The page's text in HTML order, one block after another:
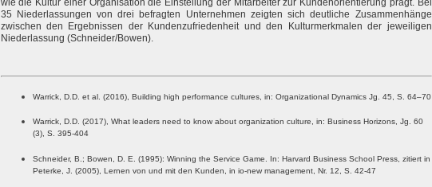
wie die Kultur einer Organisation die Einstellung der Mitarbeiter zur Kundenorientierung prägt. Bei
35 Niederlassungen von drei befragten Unternehmen zeigten sich deutliche Zusammenhänge
zwischen den Ergebnissen der Kundenzufriedenheit und den Kulturmerkmalen der jeweiligen
Niederlassung (Schneider/Bowen).
Warrick, D.D. et al. (2016), Building high performance cultures, in: Organizational Dynamics Jg. 45, S. 64–70
Warrick, D.D. (2017), What leaders need to know about organization culture, in: Business Horizons, Jg. 60
(3), S. 395-404
Schneider, B.; Bowen, D. E. (1995): Winning the Service Game. In: Harvard Business School Press, zitiert in
Peterke, J. (2005), Lernen von und mit den Kunden, in io-new management, Nr. 12, S. 42-47